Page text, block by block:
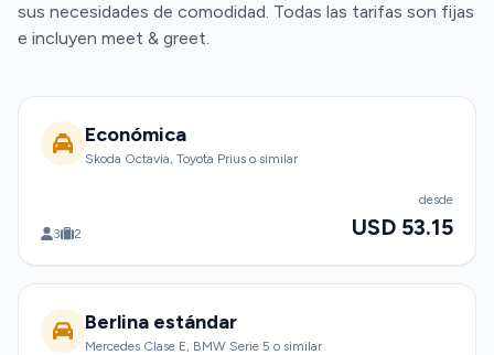
sus necesidades de comodidad. Todas las tarifas son fijas
e incluyen meet & greet.
Económica
Skoda Octavia, Toyota Prius o similar
3 2
desde
USD 53.15
Berlina estándar
Mercedes Clase E, BMW Serie 5 o similar